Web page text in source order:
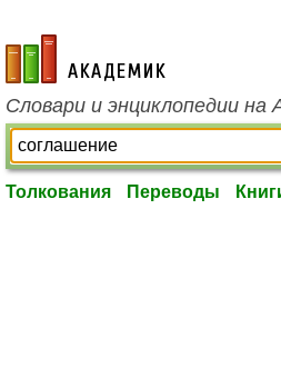
academic.ru
Словари и энциклопедии на
Толкования Переводы